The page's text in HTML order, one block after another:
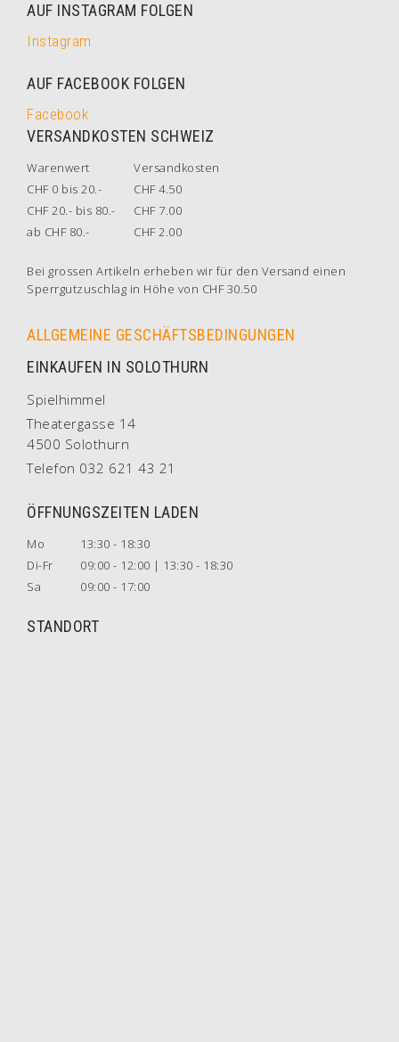
AUF INSTAGRAM FOLGEN
Instagram
AUF FACEBOOK FOLGEN
Facebook
VERSANDKOSTEN SCHWEIZ
Warenwert
Versandkosten
CHF 0 bis 20.-
CHF 4.50
CHF 20.- bis 80.-
CHF 7.00
ab CHF 80.-
CHF 2.00
Bei grossen Artikeln erheben wir für den Versand einen
Sperrgutzuschlag in Höhe von CHF 30.50
ALLGEMEINE GESCHÄFTSBEDINGUNGEN
EINKAUFEN IN SOLOTHURN
Spielhimmel
Theatergasse 14
4500 Solothurn
Telefon 032 621 43 21
ÖFFNUNGSZEITEN LADEN
Mo
13:30 - 18:30
Di-Fr
09:00 - 12:00 | 13:30 - 18:30
Sa
09:00 - 17:00
STANDORT